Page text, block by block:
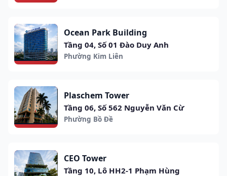
Ocean Park Building
Tầng 04, Số 01 Đào Duy Anh
Phường Kim Liên
Plaschem Tower
Tầng 06, Số 562 Nguyễn Văn Cừ
Phường Bồ Đề
CEO Tower
Tầng 10, Lô HH2-1 Phạm Hùng